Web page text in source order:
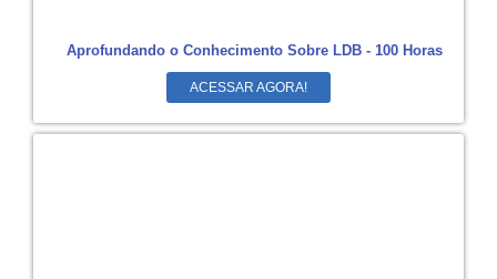
Aprofundando o Conhecimento Sobre LDB - 100 Horas
ACESSAR AGORA!